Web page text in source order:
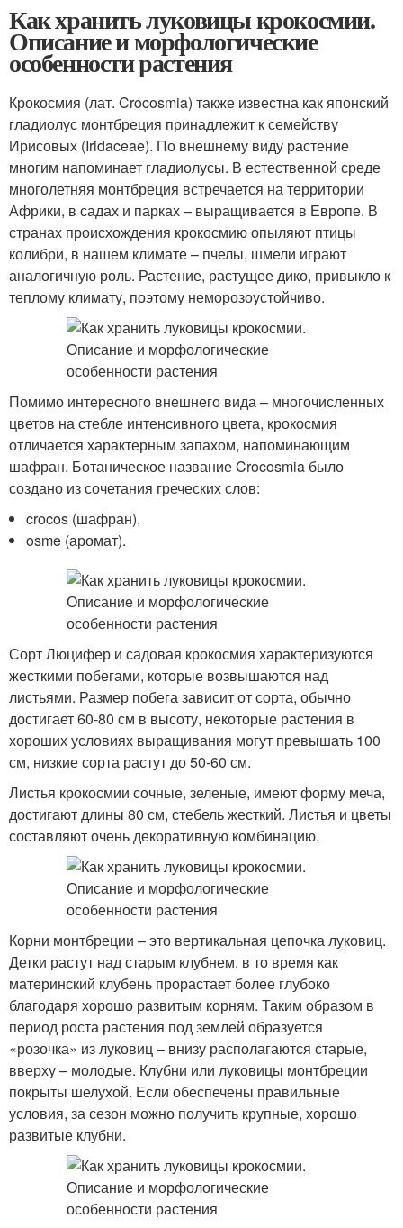
Как хранить луковицы крокосмии.
Описание и морфологические
особенности растения
Крокосмия (лат. Crocosmia) также известна как японский
гладиолус монтбреция принадлежит к семейству
Ирисовых (Iridaceae). По внешнему виду растение
многим напоминает гладиолусы. В естественной среде
многолетняя монтбреция встречается на территории
Африки, в садах и парках – выращивается в Европе. В
странах происхождения крокосмию опыляют птицы
колибри, в нашем климате – пчелы, шмели играют
аналогичную роль. Растение, растущее дико, привыкло к
теплому климату, поэтому неморозоустойчиво.
Помимо интересного внешнего вида – многочисленных
цветов на стебле интенсивного цвета, крокосмия
отличается характерным запахом, напоминающим
шафран. Ботаническое название Crocosmia было
создано из сочетания греческих слов:
crocos (шафран),
osme (аромат).
Сорт Люцифер и садовая крокосмия характеризуются
жесткими побегами, которые возвышаются над
листьями. Размер побега зависит от сорта, обычно
достигает 60-80 см в высоту, некоторые растения в
хороших условиях выращивания могут превышать 100
см, низкие сорта растут до 50-60 см.
Листья крокосмии сочные, зеленые, имеют форму меча,
достигают длины 80 см, стебель жесткий. Листья и цветы
составляют очень декоративную комбинацию.
Корни монтбреции – это вертикальная цепочка луковиц.
Детки растут над старым клубнем, в то время как
материнский клубень прорастает более глубоко
благодаря хорошо развитым корням. Таким образом в
период роста растения под землей образуется
«розочка» из луковиц – внизу располагаются старые,
вверху – молодые. Клубни или луковицы монтбреции
покрыты шелухой. Если обеспечены правильные
условия, за сезон можно получить крупные, хорошо
развитые клубни.